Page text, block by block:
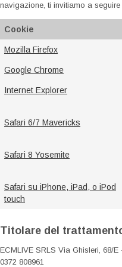
navigazione, ti invitiamo a
Cookie
Mozilla Firefox
Google Chrome
Internet Explorer
Safari 6/7 Mavericks
Safari 8 Yosemite
Safari su iPhone, iPad, o iPod
touch
Titolare del
ECMLIVE SRLS Via Ghisleri, 68/
0372 808961